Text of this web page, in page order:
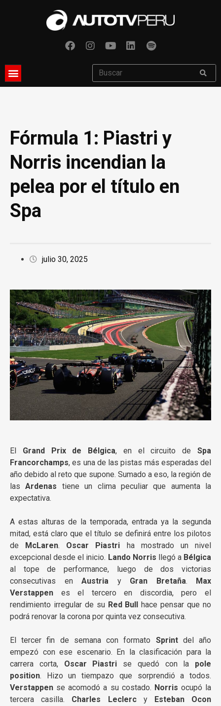
Fórmula 1: Piastri y
Norris incendian la
pelea por el título en
Spa
julio 30, 2025
El Grand Prix de Bélgica, en el circuito deSpa
Francorchamps, es una de las pistas más esperadas del
año debido al reto que supone. Sumado a eso, la región de
lasArdenas tiene un clima peculiar que aumenta la
expectativa.
A estas alturas de la temporada, entrada ya la segunda
mitad, está claro que el título se definirá entre los pilotos
de
McLaren. Oscar Piastri ha mostrado un nivel
excepcional desde el inicio. Lando Norris llegó a Bélgica
al tope de performance, luego de dos victorias
consecutivas en Austria y Gran Bretaña.
Max
Verstappen es el tercero en discordia, pero el
rendimiento irregular de su Red Bull
hace pensar que no
podrá renovar la corona por quinta vez consecutiva.
El tercer fin de semana con formato Sprintdel año
empezó con ese escenario. En la clasificación para la
carrera corta, Oscar Piastri se quedó con la pole
position. Hizo un tiempazo que sorprendió a todos.
Verstappen se acomodó a su costado. Norris ocupó la
tercera casilla. Charles Leclercy
Esteban Ocon